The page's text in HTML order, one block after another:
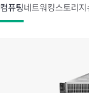
컴퓨팅네트워킹스토리지